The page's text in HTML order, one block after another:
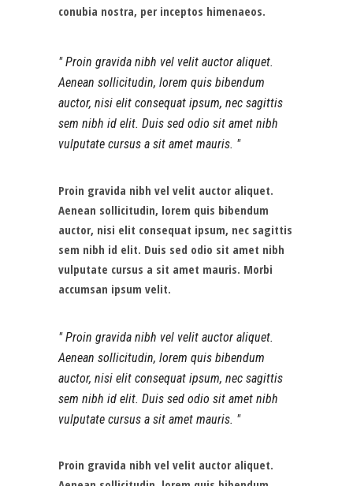
conubia nostra, per inceptos himenaeos.
Proin gravida nibh vel velit auctor aliquet.
Aenean sollicitudin, lorem quis bibendum
auctor, nisi elit consequat ipsum, nec sagittis
sem nibh id elit. Duis sed odio sit amet nibh
vulputate cursus a sit amet mauris.
Proin gravida nibh vel velit auctor aliquet.
Aenean sollicitudin, lorem quis bibendum
auctor, nisi elit consequat ipsum, nec sagittis
sem nibh id elit. Duis sed odio sit amet nibh
vulputate cursus a sit amet mauris. Morbi
accumsan ipsum velit.
Proin gravida nibh vel velit auctor aliquet.
Aenean sollicitudin, lorem quis bibendum
auctor, nisi elit consequat ipsum, nec sagittis
sem nibh id elit. Duis sed odio sit amet nibh
vulputate cursus a sit amet mauris.
Proin gravida nibh vel velit auctor aliquet.